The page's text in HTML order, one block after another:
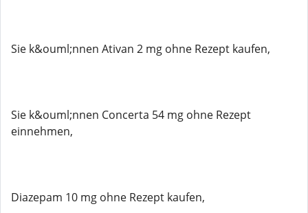
Sie k&ouml;nnen Ativan 2 mg ohne Rezept kaufen,
Sie k&ouml;nnen Concerta 54 mg ohne Rezept
einnehmen,
Diazepam 10 mg ohne Rezept kaufen,